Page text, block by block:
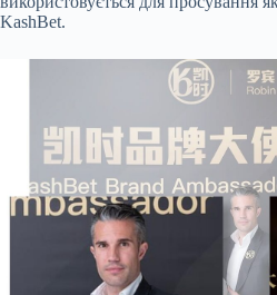
KashBet.